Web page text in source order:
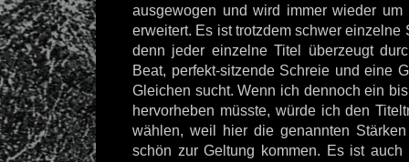
ausgewogen und wird immer wieder um
erweitert. Es ist trotzdem schwer einzelne
denn jeder einzelne Titel überzeugt
Beat, perfekt-sitzende Schreie und eine
Gleichen sucht. Wenn ich dennoch ein
hervorheben müsste, würde ich den
wählen, weil hier die genannten
schön zur Geltung kommen. Es ist